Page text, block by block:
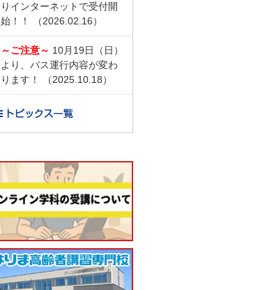
りインターネットで受付開
始！！ （2026.02.16）
～ご注意～ 10月19日（日）
より、バス運行内容が変わ
ります！ （2025.10.18）